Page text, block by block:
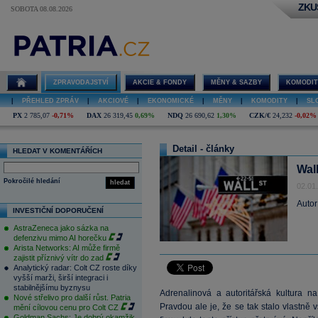
SOBOTA 08.08.2026
ZPRAVODAJSTVÍ AKCIE & FONDY MĚNY & SAZBY
PŘEHLED ZPRÁV AKCIOVÉ EKONOMICKÉ MĚNY KOMODITY
PX 2 785,07 -0,71% DAX 26 319,45 0,69% NDQ 26 690,62 1,30% CZK/€ 24,232 -0,02%
HLEDAT V KOMENTÁŘÍCH
hledat
Pokročilé hledání
INVESTIČNÍ DOPORUČENÍ
AstraZeneca jako sázka na
defenzivu mimo AI horečku
Arista Networks: AI může firmě
zajistit příznivý vítr do zad
Analytický radar: Colt CZ roste díky
vyšší marži, širší integraci i
stabilnějšímu byznysu
Nové střelivo pro další růst. Patria
mění cílovou cenu pro Colt CZ
Detail - články
Adrenalinová a autoritářská kultura
Pravdou ale je, že se tak stalo vlastně